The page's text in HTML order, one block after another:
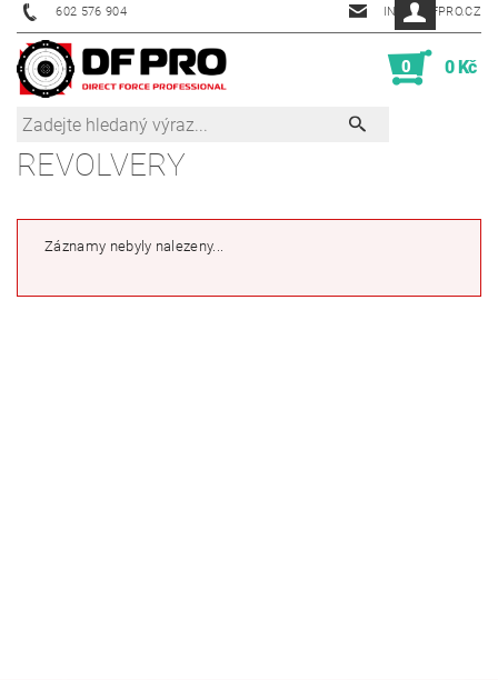
602 576 904 INFO@DFPRO.CZ
0 0 Kč
REVOLVERY
Záznamy nebyly nalezeny...